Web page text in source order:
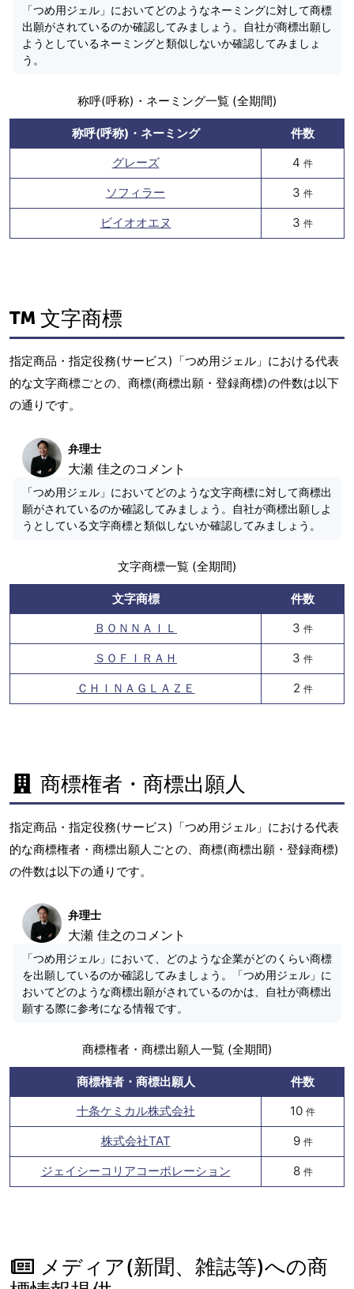
「つめ用ジェル」においてどのようなネーミングに対して商標
出願がされているのか確認してみましょう。自社が商標出願し
ようとしているネーミングと類似しないか確認してみましょ
う。
称呼(呼称)・ネーミング一覧 (全期間)
称呼(呼称)・ネーミング
件数
グレーズ
4 件
ソフィラー 3 件
ビイオオエヌ 3 件
文字商標
指定商品・指定役務(サービス)「つめ用ジェル」における代表
的な文字商標ごとの、商標(商標出願・登録商標)の件数は以下
の通りです。
弁理士
大瀬 佳之のコメント
「つめ用ジェル」においてどのような文字商標に対して商標出
願がされているのか確認してみましょう。自社が商標出願しよ
うとしている文字商標と類似しないか確認してみましょう。
文字商標一覧 (全期間)
文字商標
件数
ＢＯＮＮＡＩＬ
3 件
ＳＯＦＩＲＡＨ 3 件
ＣＨＩＮＡＧＬＡＺＥ 2 件
商標権者・商標出願人
指定商品・指定役務(サービス)「つめ用ジェル」における代表
的な商標権者・商標出願人ごとの、商標(商標出願・登録商標)
の件数は以下の通りです。
弁理士
大瀬 佳之のコメント
「つめ用ジェル」において、どのような企業がどのくらい商標
を出願しているのか確認してみましょう。「つめ用ジェル」に
おいてどのような商標出願がされているのかは、自社が商標出
願する際に参考になる情報です。
商標権者・商標出願人一覧 (全期間)
商標権者・商標出願人
件数
十条ケミカル株式会社
10 件
株式会社TAT 9 件
ジェイシーコリアコーポレーション 8 件
メディア(新聞、雑誌等)への商